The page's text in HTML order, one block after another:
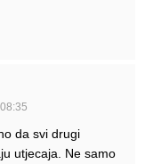
da svi drugi
utjecaja. Ne samo